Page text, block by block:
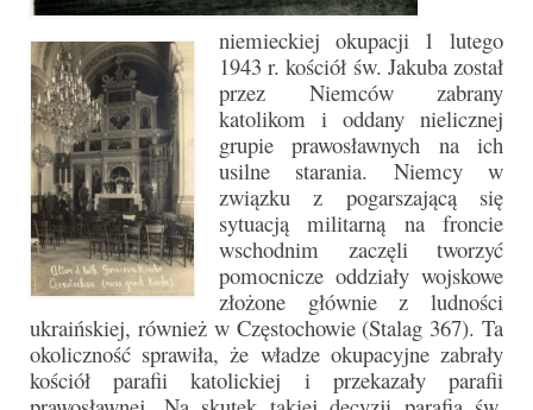
Imieniny kapłana
Kancelaria
Zaprzyjaźnione strony
Kontakt
POMOC PSYCHOTERAPEUTY
Standardy ochrony małoletnich
niemieckiej okupacji 1 lutego
1943 r. kościół św. Jakuba został
przez Niemców zabrany
katolikom i oddany nielicznej
grupie prawosławnych na ich
usilne starania. Niemcy w
związku z pogarszającą się
sytuacją militarną na froncie
wschodnim zaczęli tworzyć
pomocnicze oddziały wojskowe
złożone głównie z ludności
ukraińskiej, również w Częstochowie (Stalag 367). Ta
okoliczność sprawiła, że władze okupacyjne zabrały
kościół parafii katolickiej i przekazały parafii